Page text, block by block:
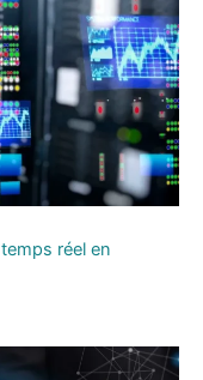
réel en